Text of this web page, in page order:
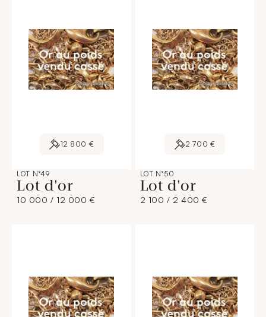
12 800 €
LOT N°49
Lot d'or
10 000 / 12 000 €
2 700 €
LOT N°50
Lot d'or
2 100 / 2 400 €